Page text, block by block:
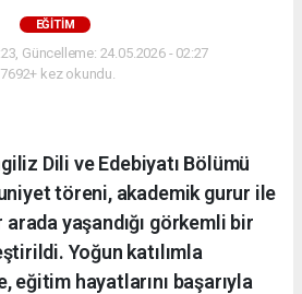
EĞİTİM
Güncelleme: 24.05.2026 - 02:27
7692+ kez okundu.
Dili ve Edebiyatı Bölümü
töreni, akademik gurur ile
yaşandığı görkemli bir
Yoğun katılımla
eğitim hayatlarını başarıyla